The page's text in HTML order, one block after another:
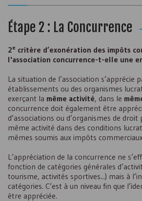
Étape 2 : La Concurrence
2e critère d’exonération des impôts
l'association concurrence-t-elle une
La situation de l’association s’apprécie
établissements ou des organismes
exerçant la même activité, dans le
concurrence doit également être
d’associations ou d’organismes de
même activité dans des conditions
mêmes soumis aux impôts
L’appréciation de la concurrence ne
fonction de catégories générales
tourisme, activités sportives...) mais à
catégories. C’est à un niveau fin que
être appréciée.